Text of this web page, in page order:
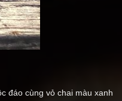
đáo cùng vỏ chai màu xanh